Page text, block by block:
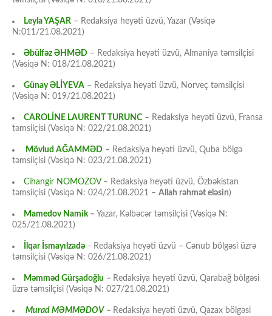
Leyla YAŞAR – Redaksiya heyəti üzvü, Yazar (Vəsiqə
N:011/21.08.2021)
Əbülfəz ƏHMƏD – Redaksiya heyəti üzvü, Almaniya təmsilçisi
(Vəsiqə N: 018/21.08.2021)
Günay ƏLİYEVA – Redaksiya heyəti üzvü, Norveç təmsilçisi
(Vəsiqə N: 019/21.08.2021)
CAROLİNE LAURENT TURUNC – Redaksiya heyəti üzvü, Fransa
təmsilçisi (Vəsiqə N: 022/21.08.2021)
Mövlud AĞAMMƏD – Redaksiya heyəti üzvü, Quba bölgə
təmsilçisi (Vəsiqə N: 023/21.08.2021)
Cihangir NOMOZOV– Redaksiya heyəti üzvü, Özbəkistan
təmsilçisi (Vəsiqə N: 024/21.08.2021 – Allah rəhmət eləsin)
Mamedov Namik– Yazar, Kəlbəcər təmsilçisi (Vəsiqə N:
025/21.08.2021)
İlqar İsmayılzadə – Redaksiya heyəti üzvü – Cənub bölgəsi üzrə
təmsilçisi (Vəsiqə N: 026/21.08.2021)
Məmməd Gürşadoğlu – Redaksiya heyəti üzvü, Qarabağ bölgəsi
üzrə təmsilçisi (Vəsiqə N: 027/21.08.2021)
Murad MƏMMƏDOV – Redaksiya heyəti üzvü, Qazax bölgəsi